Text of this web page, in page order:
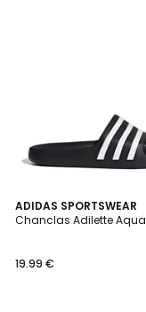
ADIDAS SPORTSWEAR
Chanclas Adilette Aqua
19.99 €
4,8
/ 5